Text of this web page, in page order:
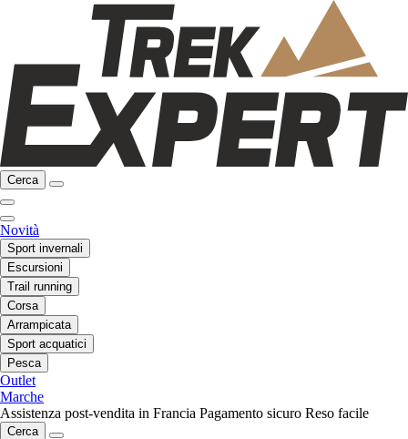
Cerca
Novità
Sport invernali
Escursioni
Trail running
Corsa
Arrampicata
Sport acquatici
Pesca
Outlet
Marche
Assistenza post-vendita in Francia Pagamento sicuro Reso facile
Cerca